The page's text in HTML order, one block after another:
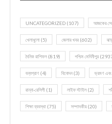
UNCATEGORIZED (107) আজকের
খেলাধূলো (5) জেলার খবর (602)
দৈনিক রাশিফল (819) পশ্চিম মেদিনীপুর
বন্যপ্রাণ (4) বিনোদন(3) ভ্রমণ এবং
রান্না-রেসিপী (1) লাইফ স্টাইল (2)
শিক্ষা ব্যবস্থা (75) সম্পাদকীয় (20)